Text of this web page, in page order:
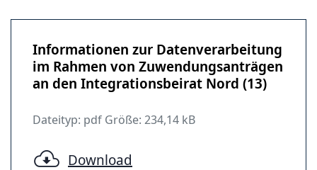
Informationen zur Datenverarbeitung
im Rahmen von Zuwendungsanträgen
an den Integrationsbeirat Nord (13)
Dateityp: pdf Größe: 234,14 kB
Download